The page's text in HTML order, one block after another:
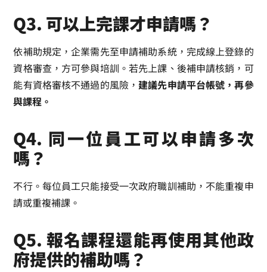
Q3. 可以上完課才申請嗎？
依補助規定，企業需先至申請補助系統，完成線上登錄的
資格審查，方可參與培訓。若先上課、後補申請核銷，可
能有資格審核不通過的風險， 建議先申請平台帳號，再參
與課程。
Q4. 同一位員工可以申請多次
嗎？
不行。每位員工只能接受一次政府職訓補助，不能重複申
請或重複補課。
Q5. 報名課程還能再使用其他政
府提供的補助嗎？